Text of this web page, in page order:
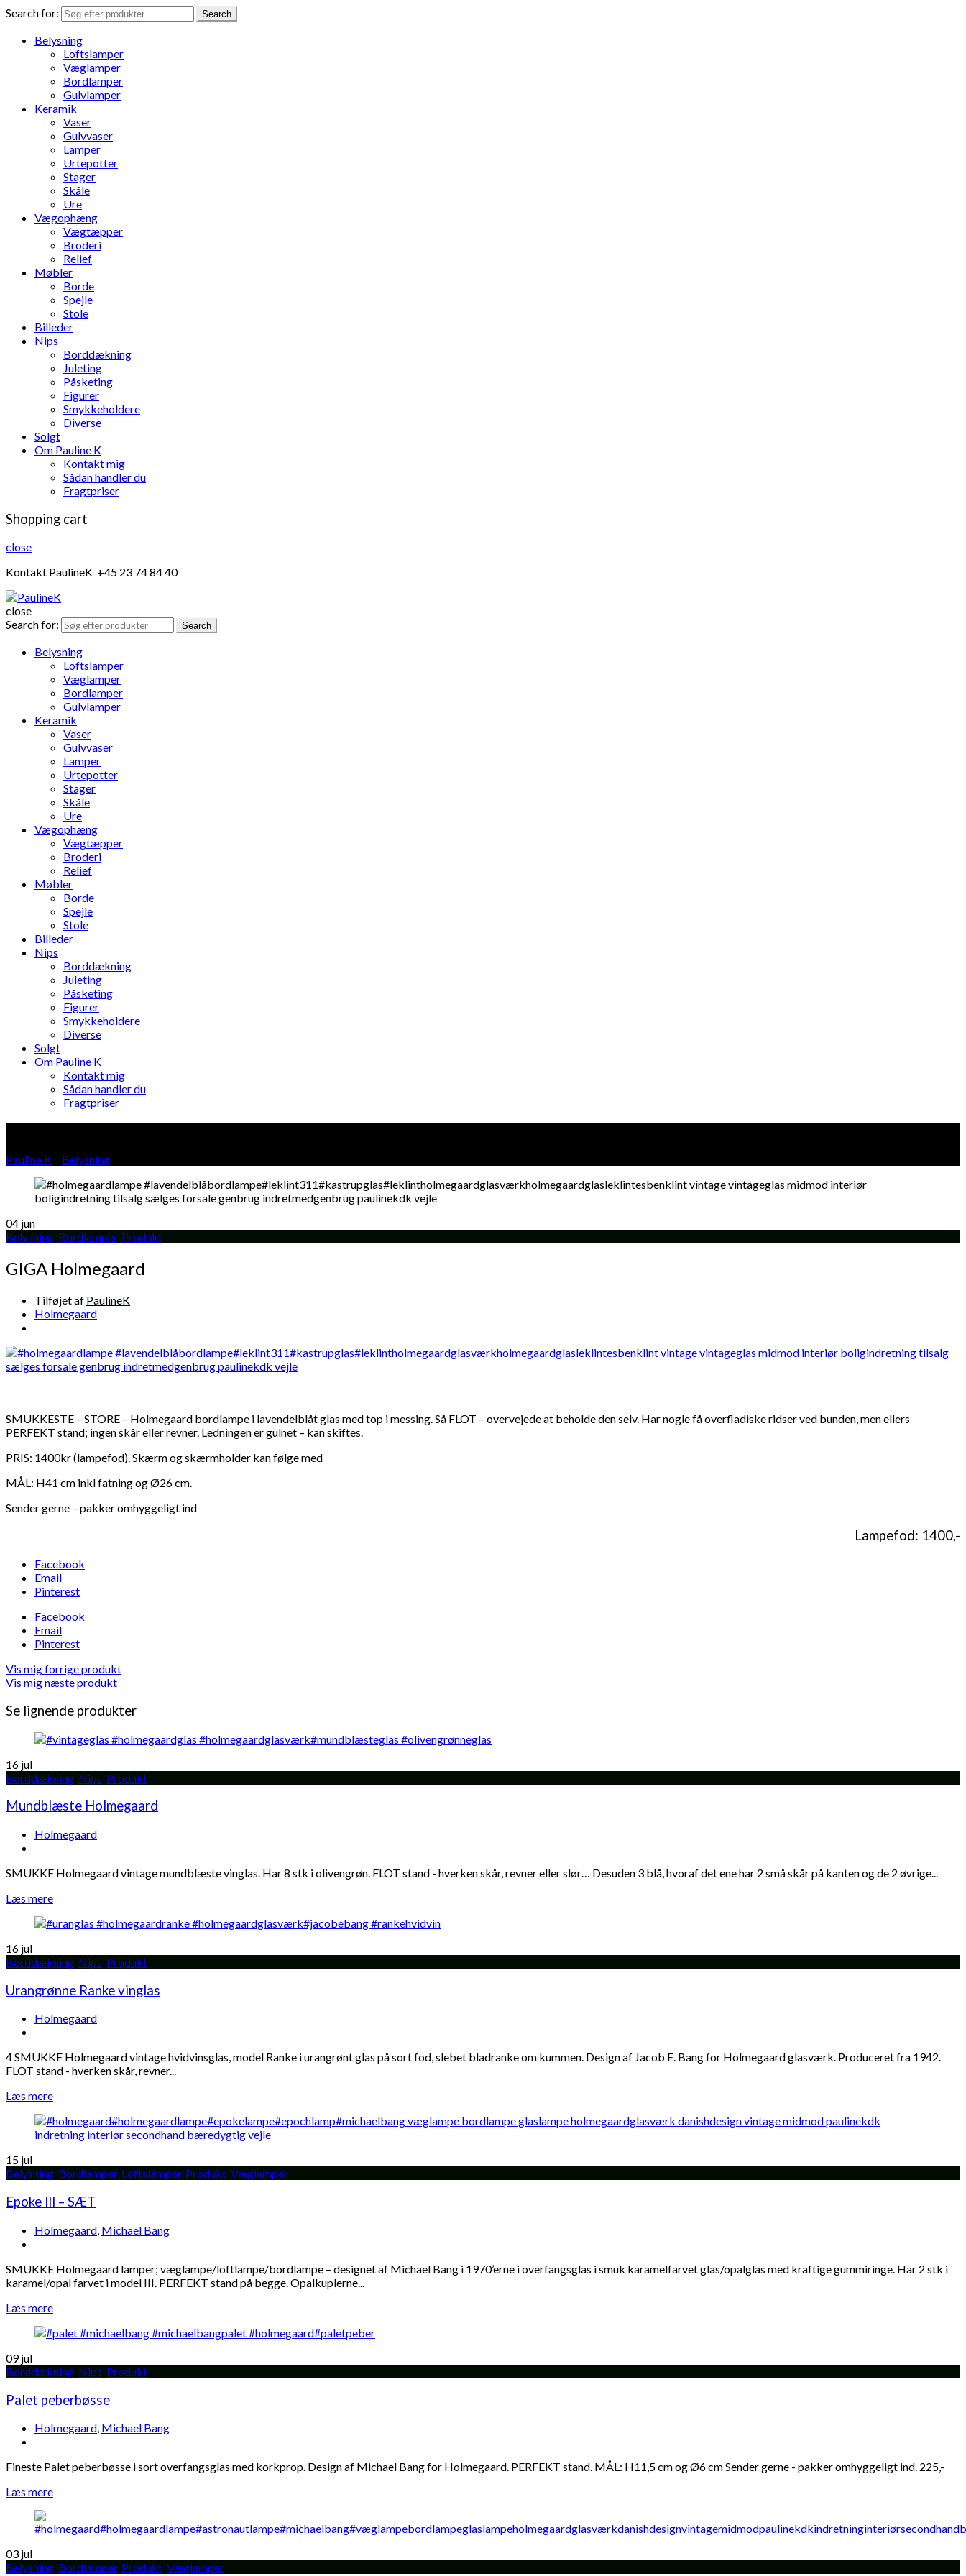
Search for: Search
Belysning
Loftslamper
Væglamper
Bordlamper
Gulvlamper
Keramik
Vaser
Gulvvaser
Lamper
Urtepotter
Stager
Skåle
Ure
Vægophæng
Vægtæpper
Broderi
Relief
Møbler
Borde
Spejle
Stole
Billeder
Nips
Borddækning
Juleting
Påsketing
Figurer
Smykkeholdere
Diverse
Solgt
Om Pauline K
Kontakt mig
Sådan handler du
Fragtpriser
Shopping cart
close
Kontakt PaulineK +45 23 74 84 40
close
Search for:
Search
Belysning
Loftslamper
Væglamper
Bordlamper
Gulvlamper
Keramik
Vaser
Gulvvaser
Lamper
Urtepotter
Stager
Skåle
Ure
Vægophæng
Vægtæpper
Broderi
Relief
Møbler
Borde
Spejle
Stole
Billeder
Nips
Borddækning
Juleting
Påsketing
Figurer
Smykkeholdere
Diverse
Solgt
Om Pauline K
Kontakt mig
Sådan handler du
Fragtpriser
Pauline K Belysning
04 jun
Belysning Bordlamper, Produkt
GIGA Holmegaard
Tilføjet af PaulineK
Holmegaard
SMUKKESTE – STORE – Holmegaard bordlampe i lavendelblåt glas med top i messing. Så FLOT – overvejede at beholde den selv. Har nogle få overfladiske ridser ved bunden, men ellers
PERFEKT stand; ingen skår eller revner. Ledningen er gulnet – kan skiftes.
PRIS: 1400kr (lampefod). Skærm og skærmholder kan følge med
MÅL: H41 cm inkl fatning og Ø26 cm.
Sender gerne – pakker omhyggeligt ind
Lampefod: 1400,-
Facebook
Email
Pinterest
Facebook
Email
Pinterest
Vis mig forrige produkt
Vis mig næste produkt
Se lignende produkter
16 jul
Borddækning Nips Produkt
Mundblæste Holmegaard
Holmegaard
SMUKKE Holmegaard vintage mundblæste vinglas. Har 8 stk i olivengrøn. FLOT stand - hverken skår, revner eller slør… Desuden 3 blå, hvoraf det ene har 2 små skår på kanten og de 2 øvrige...
Læs mere
16 jul
Borddækning Nips Produkt
Urangrønne Ranke vinglas
Holmegaard
4 SMUKKE Holmegaard vintage hvidvinsglas, model Ranke i urangrønt glas på sort fod, slebet bladranke om kummen. Design af Jacob E. Bang for Holmegaard glasværk. Produceret fra 1942.
FLOT stand - hverken skår, revner...
Læs mere
15 jul
Belysning Bordlamper, Loftslamper, Produkt Væglamper
Epoke lll – SÆT
Holmegaard, Michael Bang
SMUKKE Holmegaard lamper; væglampe/loftlampe/bordlampe – designet af Michael Bang i 1970’erne i overfangsglas i smuk karamelfarvet glas/opalglas med kraftige gummiringe. Har 2 stk i
karamel/opal farvet i model III. PERFEKT stand på begge. Opalkuplerne...
Læs mere
09jul
Borddækning Nips Produkt
Palet peberbøsse
Holmegaard, Michael Bang
Fineste Palet peberbøsse i sort overfangsglas med korkprop. Design af Michael Bang for Holmegaard. PERFEKT stand. MÅL: H11,5 cm og Ø6 cm Sender gerne - pakker omhyggeligt ind. 225,-
Læs mere
03 jul
Belysning Bordlamper, Produkt Væglamper